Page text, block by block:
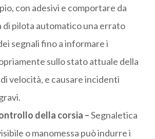
con adesivi e comportare da
di pilota automatico una errato
segnali fino a informare i
sullo stato attuale della
velocità, e causare incidenti
della corsia –Segnaletica
o manomessa può indurre i